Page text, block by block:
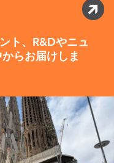
ト、R&Dやニュ
らお届けしま